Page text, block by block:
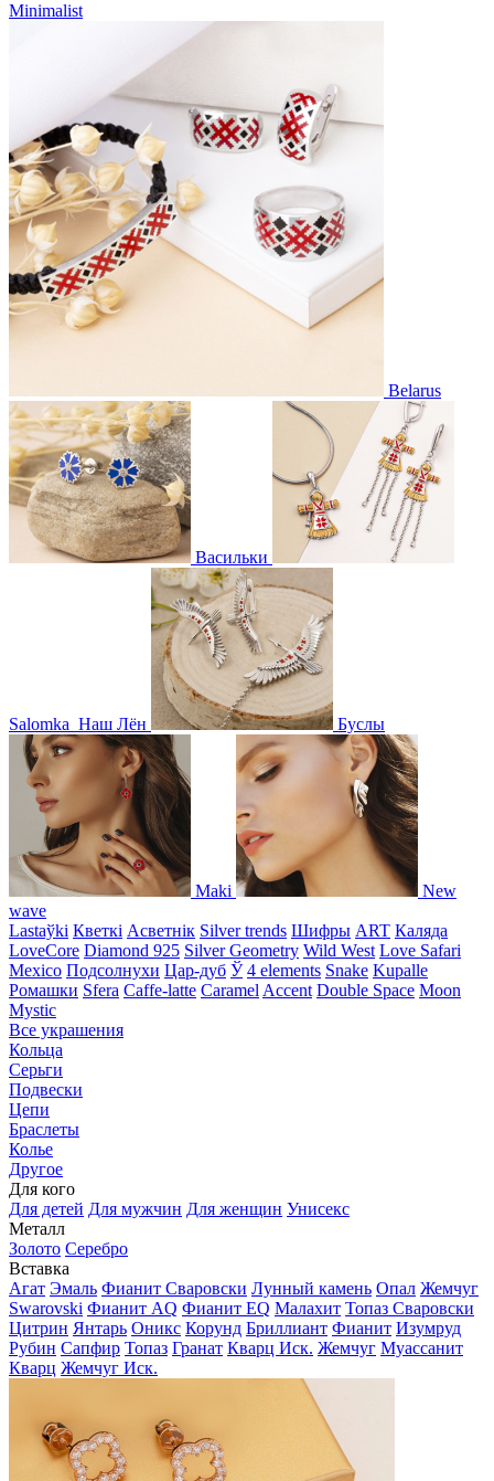
Minimalist
Belarus
Васильки
Salomka Наш Лён Буслы
Maki
New
wave
Lastaўki Кветкі Асветнiк Silver trends Шифры ART Каляда
LoveCore Diamond 925 Silver Geometry Wild West Love Safari
Mexico Подсолнухи Цар-дуб Ў 4 elements Snake Kupalle
Ромашки Sfera Caffe-latte Caramel Accent Double Space Moon
Mystic
Все украшения
Кольца
Серьги
Подвески
Цепи
Браслеты
Колье
Другое
Для кого
Для детей Для мужчин Для женщин Унисекс
Металл
Золото Серебро
Вставка
Агат Эмаль Фианит Сваровски Лунный камень Опал Жемчуг
Swarovski Фианит AQ Фианит EQ Малахит Топаз Сваровски
Цитрин Янтарь Оникс Корунд Бриллиант Фианит Изумруд
Рубин Сапфир Топаз Гранат Кварц Иск. Жемчуг Муассанит
Кварц Жемчуг Иск.